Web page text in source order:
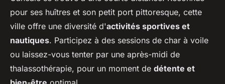
pour ses huîtres et son petit port pittoresque, cette
ville offre une diversité d'activités sportives et
nautiques. Participez à des sessions de char à voile
ou laissez-vous tenter par une après-midi de
thalassothérapie, pour un moment de détente et